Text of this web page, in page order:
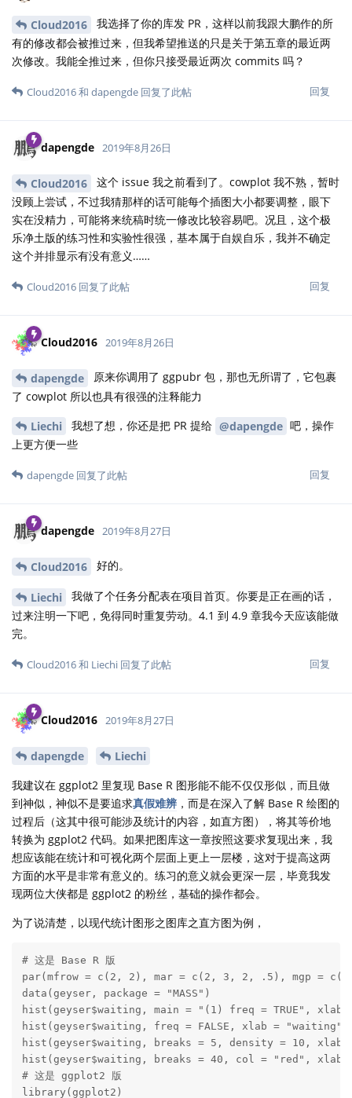
Cloud2016
我选择了你的库发 PR，这样以前我跟大鹏作的所
有的修改都会被推过来，但我希望推送的只是关于第五章的最近两
次修改。我能全推过来，但你只接受最近两次 commits 吗？
回复
Cloud2016和 dapengde 回复了此帖
dapengde 2019年8月26日
Cloud2016
这个 issue 我之前看到了。cowplot 我不熟，暂时
没顾上尝试，不过我猜那样的话可能每个插图大小都要调整，眼下
实在没精力，可能将来统稿时统一修改比较容易吧。况且，这个极
乐净土版的练习性和实验性很强，基本属于自娱自乐，我并不确定
这个并排显示有没有意义……
回复
Cloud2016 回复了此帖
Cloud2016 2019年8月26日
dapengde
原来你调用了 ggpubr 包，那也无所谓了，它包裹
了 cowplot 所以也具有很强的注释能力
Liechi 我想了想，你还是把 PR 提给 @dapengde 吧，操作
上更方便一些
回复
dapengde 回复了此帖
dapengde 2019年8月27日
Cloud2016 好的。
Liechi
我做了个任务分配表在项目首页。你要是正在画的话，
过来注明一下吧，免得同时重复劳动。4.1 到 4.9 章我今天应该能做
完。
回复
Cloud2016和 Liechi 回复了此帖
Cloud2016 2019年8月27日
dapengde
Liechi
我建议在 ggplot2 里复现 Base R 图形能不能不仅仅形似，而且做
到神似，神似不是要追求真假难辨 ，而是在深入了解 Base R 绘图的
过程后（这其中很可能涉及统计的内容，如直方图），将其等价地
转换为 ggplot2 代码。如果把图库这一章按照这要求复现出来，我
想应该能在统计和可视化两个层面上更上一层楼，这对于提高这两
方面的水平是非常有意义的。练习的意义就会更深一层，毕竟我发
现两位大侠都是 ggplot2 的粉丝，基础的操作都会。
为了说清楚，以现代统计图形之图库之直方图为例，
# 这是 Base R 版
par(mfrow = c(2, 2), mar = c(2, 3, 2, .5), mgp =
data(geyser, package = "MASS")
hist(geyser$waiting, main = "(1) freq = TRUE", xlab
hist(geyser$waiting, freq = FALSE, xlab = "waiting",
hist(geyser$waiting, breaks = 5, density = 10,
hist(geyser$waiting, breaks = 40, col = "red", xlab
# 这是 ggplot2 版
library(ggplot2)